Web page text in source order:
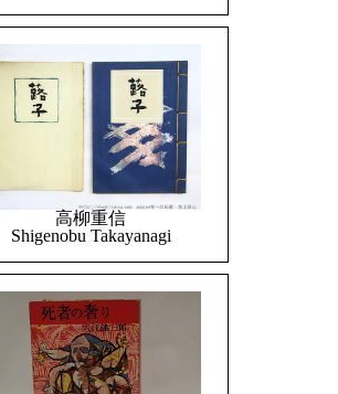
高柳重信
Shigenobu Takayanagi